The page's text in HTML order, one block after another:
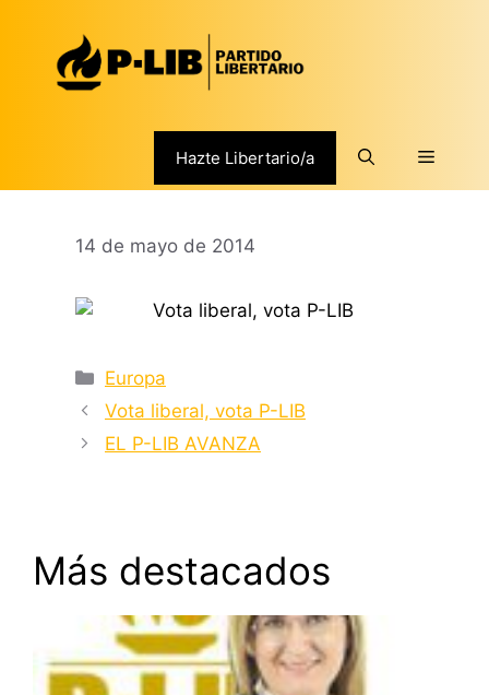
contenido
Hazte Libertario/a Menú
14 de mayo de 2014
Categorías
Europa
Vota liberal, vota P-LIB
EL P-LIB AVANZA
Más destacados